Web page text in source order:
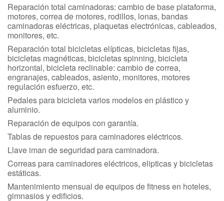
Reparación total caminadoras: cambio de base plataforma,
motores, correa de motores, rodillos, lonas, bandas
caminadoras eléctricas, plaquetas electrónicas, cableados,
monitores, etc.
Reparación total bicicletas elípticas, bicicletas fijas,
bicicletas magnéticas, bicicletas spinning, bicicleta
horizontal, bicicleta reclinable: cambio de correa,
engranajes, cableados, asiento, monitores, motores
regulación esfuerzo, etc.
Pedales para bicicleta varios modelos en plástico y
aluminio.
Reparación de equipos con garantía.
Tablas de repuestos para caminadores eléctricos.
Llave iman de seguridad para caminadora.
Correas para caminadores eléctricos, elipticas y bicicletas
estáticas.
Mantenimiento mensual de equipos de fitness en hoteles,
gimnasios y edificios.